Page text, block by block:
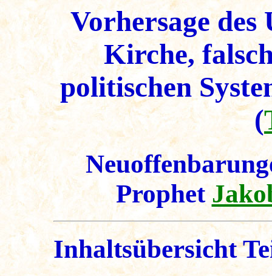
Vorhersage
Kirche,
politischen
(
Prophet
Inhaltsübersicht